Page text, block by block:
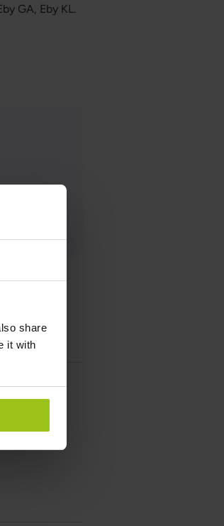
share
it with
GA, Eby KL.